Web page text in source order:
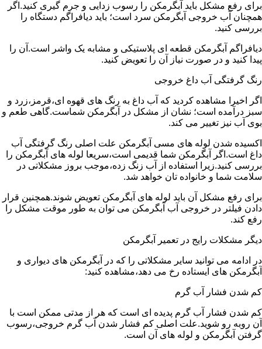
برای رفع مشکل باید آبگرمکن را رسوب زدایی و جرم گیری کنید.اگر
همچنان آب خروجی آبگرمکن سرد است؛ باید دیافراگم دستگاه را
بررسی کنید.
دیافراگم آبگرمکن قطعه ای پلاستیکی و مشابه یک واشر است.آن را
پیدا کنید و در صورت نیاز آن را تعویض کنید.
رنگ گرفتگی آب داغ خروجی
اگر اخیرا مشاهده کردید که آب داغ به رنگ های قهوه ای،قرمز،زرد و
سبز درآمده است؛ نشان از مشکل در آبگرمکن شماست.گاهی طعم و
بوی آب نیز تغییر می کند.
اکسیده شدن لوله های مسی آبگرمکن علت اصلی رنگ گرفتگی آب
داغ است.اگر آبگرمکن شما قدیمی است،سریعا لوله های آبگرمکن را
بررسی کنید.زیرا استفاده از آب زنگ زده،موجب بروز مشکلاتی در
سلامت شما و خانواده تان خواهد شد.
برای رفع مشکل آن باید لوله های آبگرمکن تعویض شوند.همچنین قرار
دادن فیلتر در خروجی آب آبگرمکن می توان به طور موقت مشکل را
رفع کند.
دیگر مشکلات رایج در تعمیر آبگرمکن
در ادامه می توانید سایر مشکلاتی را که در آبگرمکن های دیواری و
آبگرمکن های ایستاده رخ می دهد،مشاهده کنید:
کم شدن فشار آب گرم
کم شدن فشار آب گرم پدیده ای است که هر از مدتی ممکن است با
آن روبه رو شوید.علت اصلی کم فشار شدن آب گرم خروجی،رسوب
گرفتن آبگرمکن و لوله های آن است.